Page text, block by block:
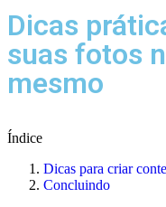
Dicas
suas fotos
mesmo
Índice
Dicas para criar
Concluindo